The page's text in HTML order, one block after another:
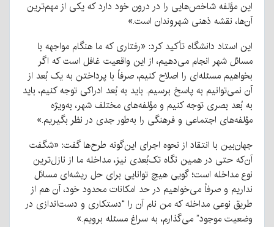
این مؤلفه شاخص‌هایی را در درون خود دارد که یکی از مهم‌ترین
آن‌ها، نقشه ذهنی شهروندان است.»
این استاد دانشگاه تأکید کرد: «رفتاری که ما هنگام مواجهه با
مسائل شهر انجام می‌دهیم، از این واقعیت غافل است که اگر
بخواهیم مسئله‌ای را اصلاح کنیم، صرفاً با پرداختن به یک بُعد از
آن نمی‌توانیم به پاسخ برسیم. باید به بُعد ادراکی توجه کنیم، باید
به بُعد بصری توجه کنیم و مؤلفه‌های مختلف شهر، به‌ویژه
مؤلفه‌های اجتماعی و فرهنگی را به‌طور جدی در نظر بگیریم.»
جهان‌بین با انتقاد از نحوه اجرای این‌گونه طرح‌ها گفت: «شگفت
آن‌که حتی در همین نگاه تک‌بُعدی نیز، مداخله ما از نازل‌ترین
نوع مداخله است؛ گویی هیچ توانایی برای حل ریشه‌ای مسائل
نداریم و صرفاً می‌خواهیم در حد امکانات محدود خود، آن هم از
طریق نوعی مداخله که من نام آن را “دستکاری و دست‌اندازی در
وضعیت موجود” می‌گذارم، به سراغ مسئله برویم.»